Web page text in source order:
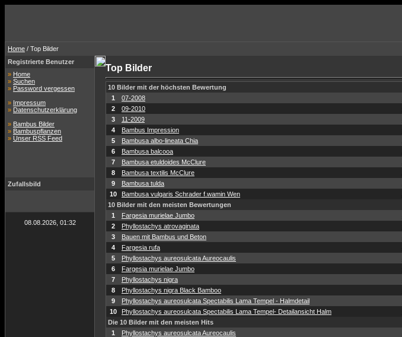
Home / Top Bilder
Registrierte Benutzer
» Home
» Suchen
» Password vergessen
» Impressum
» Datenschutzerklärung
» Bambus Bilder
» Bambuspflanzen
» Unser RSS Feed
Zufallsbild
08.08.2026, 01:32
Top Bilder
10 Bilder mit der höchsten Bewertung
1
07-2008
2
09-2010
3
11-2009
4
Bambus Impression
5
Bambusa albo-lineata Chia
6
Bambusa balcooa
7
Bambusa etuldoides McClure
8
Bambusa textilis McClure
9
Bambusa tulda
10
Bambusa vulgaris Schrader f.wamin Wen
10 Bilder mit den meisten Bewertungen
1
Fargesia murielae Jumbo
2
Phyllostachys atrovaginata
3
Bauen mit Bambus und Beton
4
Fargesia rufa
5
Phyllostachys aureosulcata Aureocaulis
6
Fargesia murielae Jumbo
7
Phyllostachys nigra
8
Phyllostachys nigra Black Bamboo
9
Phyllostachys aureosulcata Spectabilis Lama Tempel - Halmdetail
10
Phyllostachys aureosulcata Spectabilis Lama Tempel- Detailansicht Halm
Die 10 Bilder mit den meisten Hits
1
Phyllostachys aureosulcata Aureocaulis